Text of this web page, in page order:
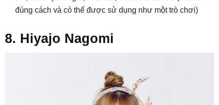
đúng cách và có thể được sử dụng như một trò chơi)
8. Hiyajo Nagomi